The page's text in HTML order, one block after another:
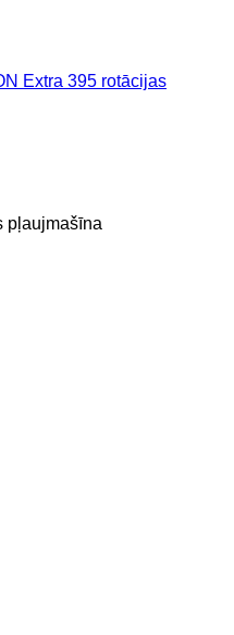
Extra 395 rotācijas
pļaujmašīna